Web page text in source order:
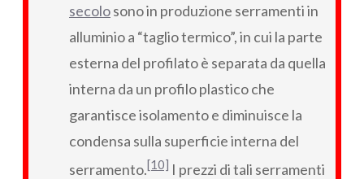
secolosono in produzione serramenti in
alluminio a “taglio termico”, in cui la parte
esterna del profilato è separata da quella
interna da un profilo plastico che
garantisce isolamento e diminuisce la
condensa sulla superficie interna del
serramento.[10] I prezzi di tali serramenti